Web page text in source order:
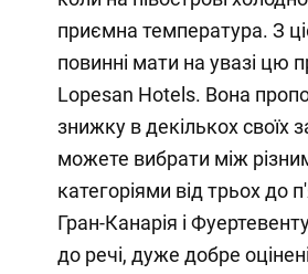
приємна температура. З
повинні мати на увазі цю
Lopesan Hotels. Вона
знижку в декількох своїх
можете вибрати між
категоріями від трьох до
Гран-Канарія і
до речі, дуже добре